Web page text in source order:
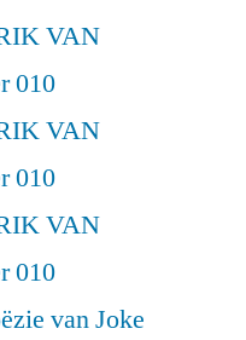
VAN
010
VAN
010
VAN
010
van Joke